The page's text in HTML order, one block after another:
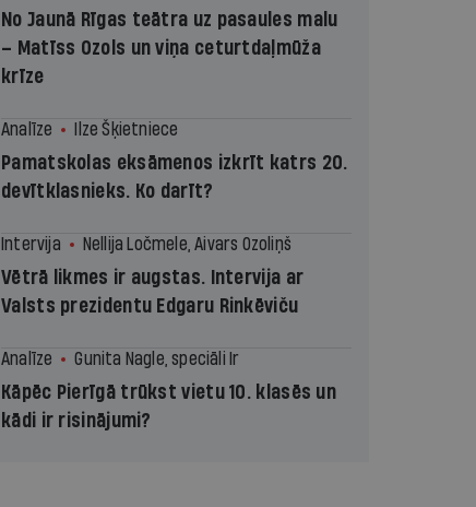
No Jaunā Rīgas teātra uz pasaules malu
– Matīss Ozols un viņa ceturtdaļmūža
krīze
Analīze Ilze Šķietniece
Pamatskolas eksāmenos izkrīt katrs 20.
devītklasnieks. Ko darīt?
Intervija Nellija Ločmele, Aivars Ozoliņš
Vētrā likmes ir augstas. Intervija ar
Valsts prezidentu Edgaru Rinkēviču
Analīze Gunita Nagle, speciāli Ir
Kāpēc Pierīgā trūkst vietu 10. klasēs un
kādi ir risinājumi?